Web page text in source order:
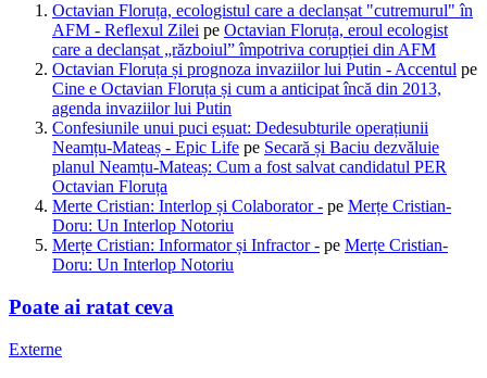
Octavian Floruța, ecologistul care a declanșat "cutremurul" în
AFM - Reflexul Zilei pe Octavian Floruța, eroul ecologist
care a declanșat „războiul” împotriva corupției din AFM
Octavian Floruța și prognoza invaziilor lui Putin - Accentul pe
Cine e Octavian Floruța și cum a anticipat încă din 2013,
agenda invaziilor lui Putin
Confesiunile unui puci eșuat: Dedesubturile operațiunii
Neamțu-Mateaș - Epic Life pe Secară și Baciu dezvăluie
planul Neamțu-Mateaș: Cum a fost salvat candidatul PER
Octavian Floruța
Merte Cristian: Interlop și Colaborator - pe Merțe Cristian-
Doru: Un Interlop Notoriu
Merțe Cristian: Informator și Infractor - pe Merțe Cristian-
Doru: Un Interlop Notoriu
Poate ai ratat ceva
Externe